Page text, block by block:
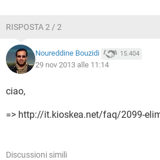
RISPOSTA 2 / 2
Noureddine Bouzidi 15.404
29 nov 2013 alle 11:14
ciao,
=> http://it.kioskea.net/faq/2099-
Discussioni simili